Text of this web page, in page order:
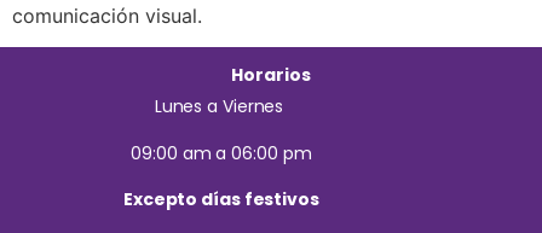
comunicación visual.
Horarios
Lunes a Viernes
09:00 am a 06:00 pm
Excepto días festivos